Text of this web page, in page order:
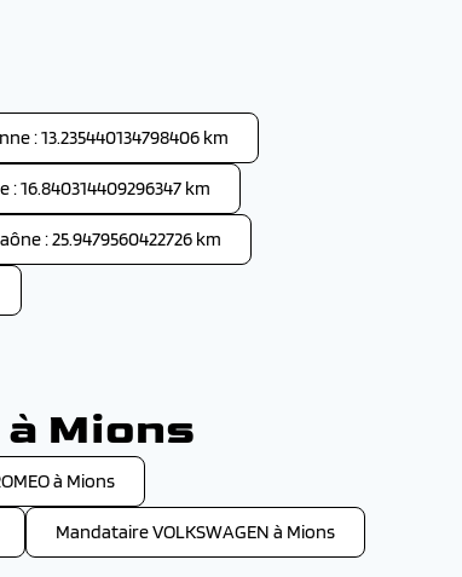
: 13.235440134798406 km
: 16.840314409296347 km
: 25.9479560422726 km
Mions
à Mions
Mandataire VOLKSWAGEN à Mions